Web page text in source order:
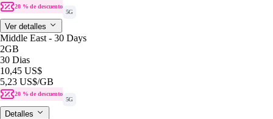
20 % de descuento
5G
Ver detalles
Middle East - 30 Days
2GB
30 Dias
10,45 US$
5,23 US$/GB
20 % de descuento
5G
Detalles